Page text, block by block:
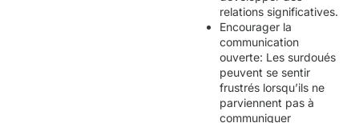
relations significatives.
Encourager la
communication
ouverte: Les surdoués
peuvent se sentir
frustrés lorsqu’ils ne
parviennent pas à
communiquer